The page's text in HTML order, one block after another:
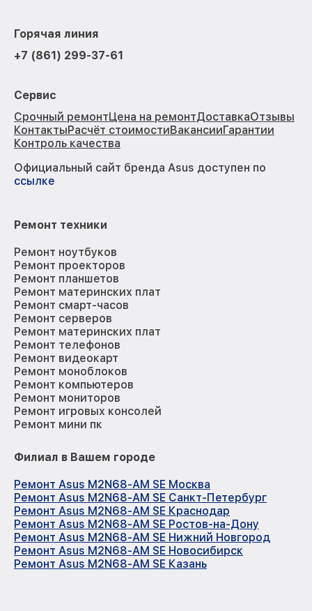
Горячая линия
+7 (861) 299-37-61
Сервис
Срочный ремонтЦена на ремонтДоставкаОтзывы
КонтактыРасчёт стоимостиВакансииГарантии
Контроль качества
Официальный сайт бренда Asus доступен по
ссылке
Ремонт техники
Ремонт ноутбуков
Ремонт проекторов
Ремонт планшетов
Ремонт материнских плат
Ремонт смарт-часов
Ремонт серверов
Ремонт материнских плат
Ремонт телефонов
Ремонт видеокарт
Ремонт моноблоков
Ремонт компьютеров
Ремонт мониторов
Ремонт игровых консолей
Ремонт мини пк
Филиал в Вашем городе
Ремонт Asus M2N68-AM SE Москва
Ремонт Asus M2N68-AM SE Санкт-Петербург
Ремонт Asus M2N68-AM SE Краснодар
Ремонт Asus M2N68-AM SE Ростов-на-Дону
Ремонт Asus M2N68-AM SE Нижний Новгород
Ремонт Asus M2N68-AM SE Новосибирск
Ремонт Asus M2N68-AM SE Казань